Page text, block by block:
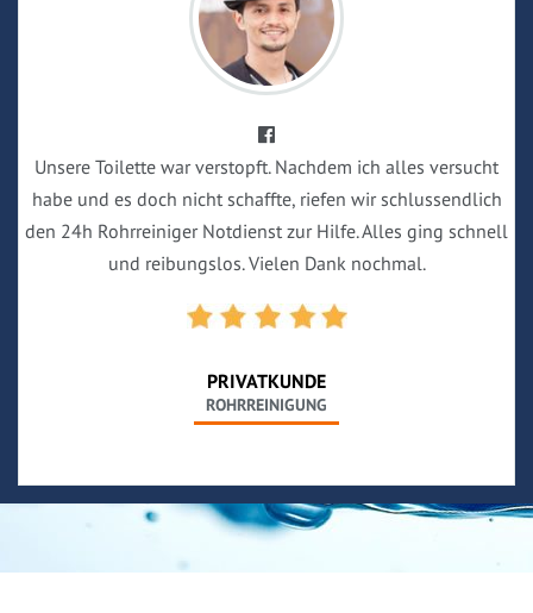
Unsere Toilette war verstopft. Nachdem ich alles versucht
habe und es doch nicht schaffte, riefen wir schlussendlich
den 24h Rohrreiniger Notdienst zur Hilfe. Alles ging schnell
und reibungslos. Vielen Dank nochmal.
PRIVATKUNDE
ROHRREINIGUNG